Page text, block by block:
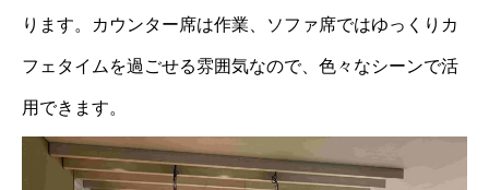
ります。カウンター席は作業、ソファ席ではゆっくりカ
フェタイムを過ごせる雰囲気なので、色々なシーンで活
用できます。